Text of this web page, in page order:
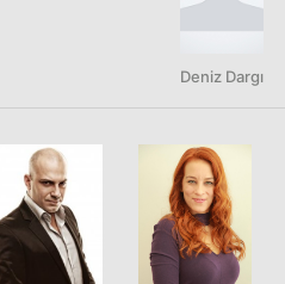
Deniz Dargı